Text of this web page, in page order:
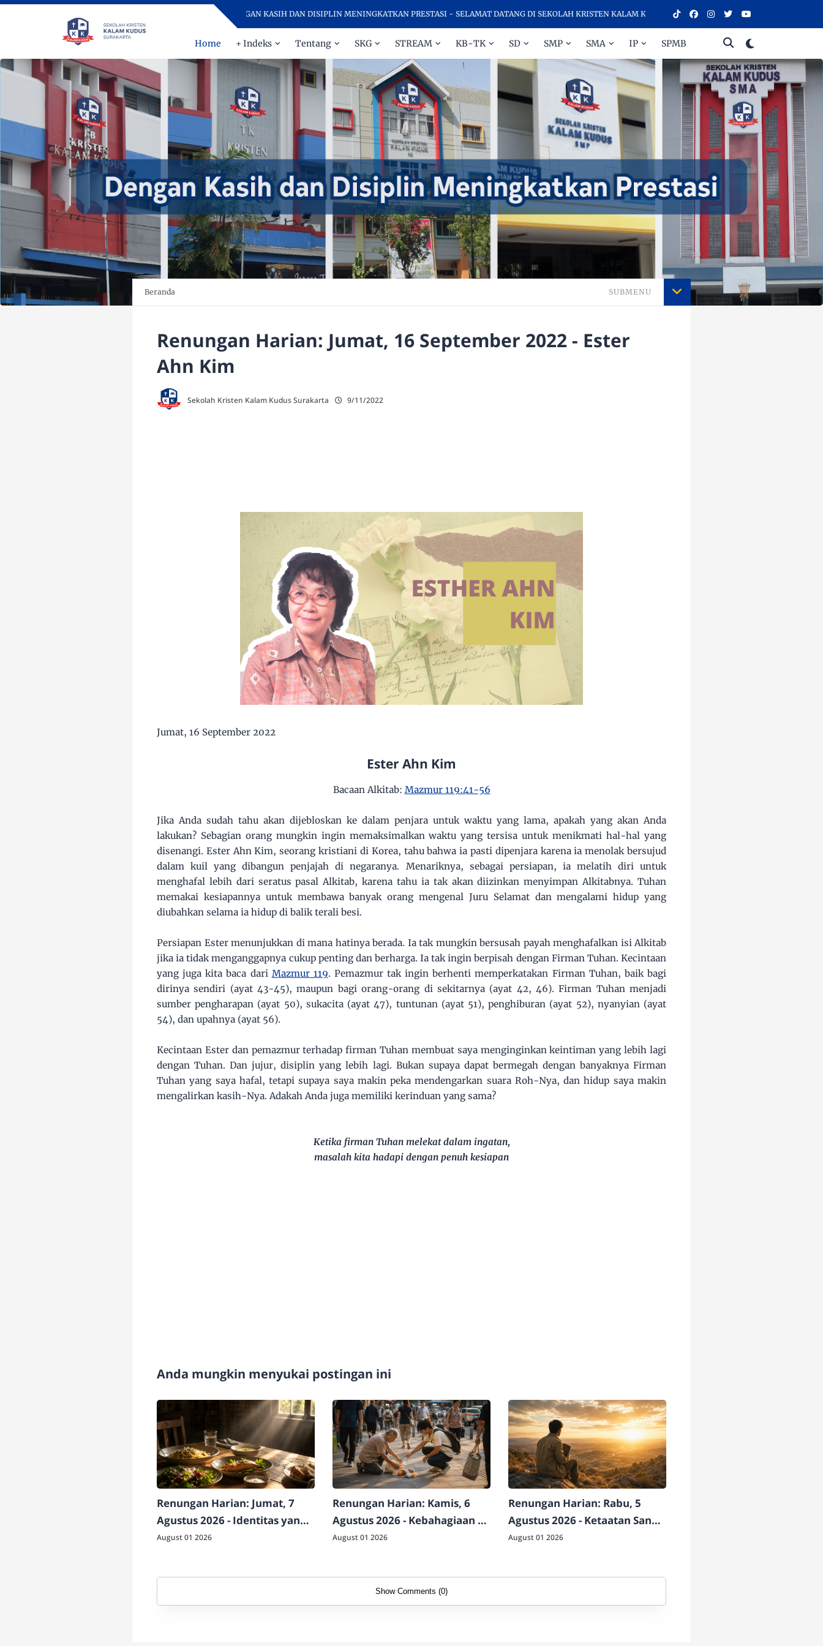
DENGAN KASIH DAN DISIPLIN MENINGKATKAN PRESTASI - SELAMAT DATANG DI SEKOLAH KRISTEN KALAM KUDUS SURAKARTA, SEKOLAH DENGAN KUALITAS
Home + Indeks Tentang SKG STREAM KB-TK SD SMP SMA IP SPMB
Beranda SUBMENU
Renungan Harian: Jumat, 16 September 2022 - Ester
Ahn Kim
Sekolah Kristen Kalam Kudus Surakarta 9/11/2022
Jumat, 16 September 2022
Ester Ahn Kim
Bacaan Alkitab: Mazmur 119:41-56
Jika Anda sudah tahu akan dijebloskan ke dalam penjara untuk waktu yang lama, apakah yang akan Anda
lakukan? Sebagian orang mungkin ingin memaksimalkan waktu yang tersisa untuk menikmati hal-hal yang
disenangi. Ester Ahn Kim, seorang kristiani di Korea, tahu bahwa ia pasti dipenjara karena ia menolak bersujud
dalam kuil yang dibangun penjajah di negaranya. Menariknya, sebagai persiapan, ia melatih diri untuk
menghafal lebih dari seratus pasal Alkitab, karena tahu ia tak akan diizinkan menyimpan Alkitabnya. Tuhan
memakai kesiapannya untuk membawa banyak orang mengenal Juru Selamat dan mengalami hidup yang
diubahkan selama ia hidup di balik terali besi.
Persiapan Ester menunjukkan di mana hatinya berada. Ia tak mungkin bersusah payah menghafalkan isi Alkitab
jika ia tidak menganggapnya cukup penting dan berharga. Ia tak ingin berpisah dengan Firman Tuhan. Kecintaan
yang juga kita baca dari Mazmur 119. Pemazmur tak ingin berhenti memperkatakan Firman Tuhan, baik bagi
dirinya sendiri (ayat 43-45), maupun bagi orang-orang di sekitarnya (ayat 42, 46). Firman Tuhan menjadi
sumber pengharapan (ayat 50), sukacita (ayat 47), tuntunan (ayat 51), penghiburan (ayat 52), nyanyian (ayat
54), dan upahnya (ayat 56).
Kecintaan Ester dan pemazmur terhadap firman Tuhan membuat saya menginginkan keintiman yang lebih lagi
dengan Tuhan. Dan jujur, disiplin yang lebih lagi. Bukan supaya dapat bermegah dengan banyaknya Firman
Tuhan yang saya hafal, tetapi supaya saya makin peka mendengarkan suara Roh-Nya, dan hidup saya makin
mengalirkan kasih-Nya. Adakah Anda juga memiliki kerinduan yang sama?
Ketika firman Tuhan melekat dalam ingatan,
masalah kita hadapi dengan penuh kesiapan
Anda mungkin menyukai postingan ini
Renungan Harian: Jumat, 7
Agustus 2026 - Identitas yang
Berdampak
August 01 2026
Renungan Harian: Kamis, 6
Agustus 2026 - Kebahagiaan di
Luar Logika Dunia
August 01 2026
Renungan Harian: Rabu, 5
Agustus 2026 - Ketaatan Sang
Raja Sejati
August 01 2026
Show Comments (0)